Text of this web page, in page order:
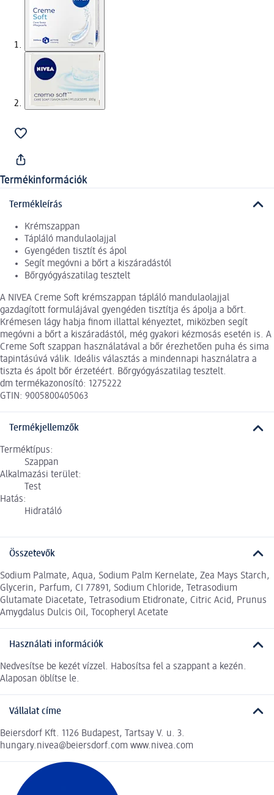
Termékinformációk
Termékleírás
Krémszappan
Tápláló mandulaolajjal
Gyengéden tisztít és ápol
Segít megóvni a bőrt a kiszáradástól
Bőrgyógyászatilag tesztelt
A NIVEA Creme Soft krémszappan tápláló mandulaolajjal
gazdagított formulájával gyengéden tisztítja és ápolja a bőrt.
Krémesen lágy habja finom illattal kényeztet, miközben segít
megóvni a bőrt a kiszáradástól, még gyakori kézmosás esetén is. A
Creme Soft szappan használatával a bőr érezhetően puha és sima
tapintásúvá válik. Ideális választás a mindennapi használatra a
tiszta és ápolt bőr érzetéért. Bőrgyógyászatilag tesztelt.
dm termékazonosító: 1275222
GTIN: 9005800405063
Termékjellemzők
Terméktípus:
Szappan
Alkalmazási terület:
Test
Hatás:
Hidratáló
Összetevők
Sodium Palmate, Aqua, Sodium Palm Kernelate, Zea Mays Starch,
Glycerin, Parfum, CI 77891, Sodium Chloride, Tetrasodium
Glutamate Diacetate, Tetrasodium Etidronate, Citric Acid, Prunus
Amygdalus Dulcis Oil, Tocopheryl Acetate
Használati információk
Nedvesítse be kezét vízzel. Habosítsa fel a szappant a kezén.
Alaposan öblítse le.
Vállalat címe
Beiersdorf Kft. 1126 Budapest, Tartsay V. u. 3.
hungary.nivea@beiersdorf.com www.nivea.com